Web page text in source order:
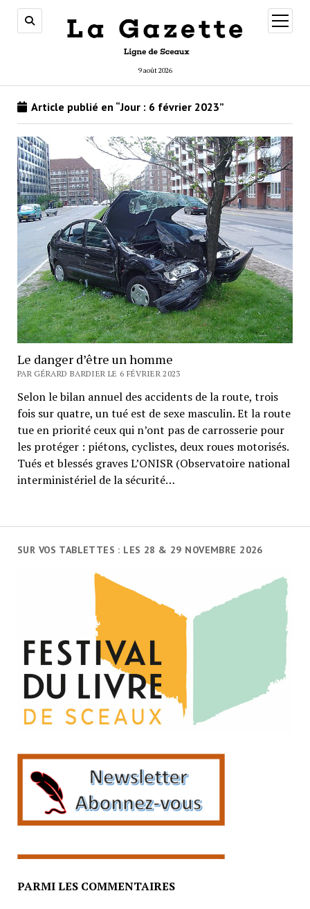
9 août 2026
ouvrir
menu
SUR VOS TABLETTES : LES 28 & 29 NOVEMBRE 2026
PARMI LES COMMENTAIRES
Article publié en “Jour : 6 février 2023”
Le danger d’être un homme
PAR GÉRARD BARDIER LE 6 FÉVRIER 2023
Selon le bilan annuel des accidents de la route, trois
fois sur quatre, un tué est de sexe masculin. Et la route
tue en priorité ceux qui n’ont pas de carrosserie pour
les protéger : piétons, cyclistes, deux roues motorisés.
Tués et blessés graves L’ONISR (Observatoire national
interministériel de la sécurité…